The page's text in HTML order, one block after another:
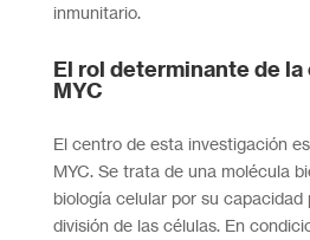
inmunitario.
El rol determinante de
MYC
El centro de esta investigación
MYC. Se trata de una molécula
biología celular por su capacidad
división de las células. En